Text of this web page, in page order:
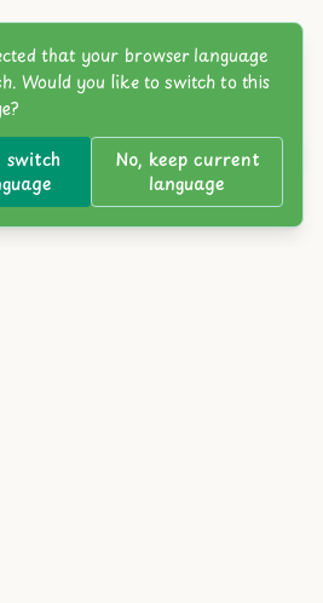
that your browser language
Would you like to switch to this
switch
No, keep current
language